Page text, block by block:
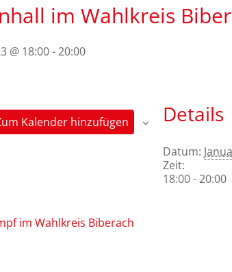
im Wahlkreis
@ 18:00-20:00
Kalender hinzufügen Details
Datum:
Zeit:
18:00 - 20:00
im Wahlkreis Biberach